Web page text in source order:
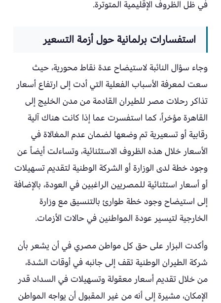
في ظل الظروف الإقليمية المتوترة.
استفسارات برلمانية حول أزمة التسعير
وجاء سؤال النائبة لاستيضاح عدة نقاط محورية، حيث
سعت لمعرفة الأسباب الفعلية التي أدت إلى ارتفاع أسعار
تذاكر رحلات مصر للطيران القادمة من مدن الخليج إلى
القاهرة مؤخراً، كما استفسرت عما إذا كانت هناك آلية
رقابية أو تسعيرية تم وضعها لضمان عدم المغالاة في
الأسعار خلال هذه الظروف الاستثنائية، وتساءلت أيضاً عن
وجود خطة لدى الوزارة أو الشركة الوطنية لتقديم تسهيلات
أو أسعار استثنائية للمصريين الراغبين في العودة، بالإضافة
إلى استيضاح وجود خطة طوارئ بالتنسيق مع وزارة
الخارجية لتيسير عودة المواطنين في حالات الأزمات.
وأكدت البزار على حق كل مواطن مصري في أن يشعر بأن
شركة الطيران الوطنية تقف إلى جانبه في أوقات الشدة،
من خلال تقديم أسعار معقولة وتسهيلات في السداد قدر
الإمكان، مشيرة إلى أنه من غير المقبول أن يواجه المواطن